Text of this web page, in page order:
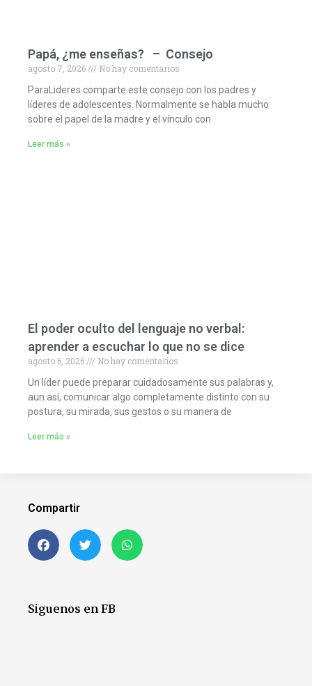
Papá, ¿me enseñas? – Consejo
agosto 7, 2026
No hay comentarios
ParaLideres comparte este consejo con los padres y
líderes de adolescentes. Normalmente se habla mucho
sobre el papel de la madre y el vínculo con
Leer más »
El poder oculto del lenguaje no verbal:
aprender a escuchar lo que no se dice
agosto 6, 2026
No hay comentarios
Un líder puede preparar cuidadosamente sus palabras y,
aun así, comunicar algo completamente distinto con su
postura, su mirada, sus gestos o su manera de
Leer más »
Compartir
Siguenos en FB